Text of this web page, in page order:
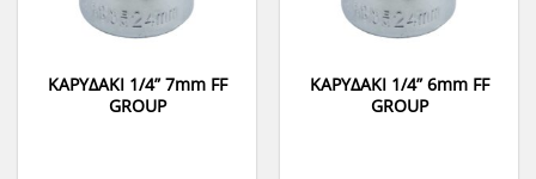
ΚΑΡΥΔΑΚΙ 1/4” 7mm FF
GROUP
ΚΑΡΥΔΑΚΙ 1/4” 6mm FF
GROUP